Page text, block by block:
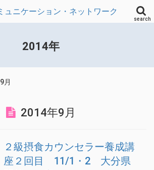
search
2014年
9月
2014年9月
２級摂食カウンセラー養成講
座２回目 11/1・2 大分県